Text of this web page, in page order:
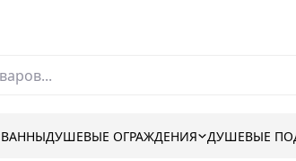
ВАННЫДУШЕВЫЕ ОГРАЖДЕНИЯ ДУШЕВЫЕ